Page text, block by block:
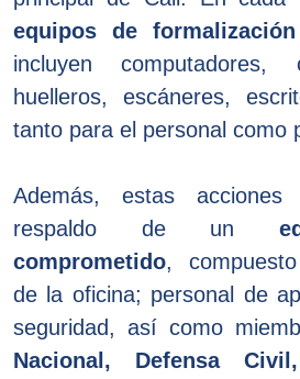
equipos de
incluyen computadores,
huelleros, escáneres,
tanto para el personal como
Además, estas
respaldo de un
comprometido,
de la oficina; personal de
seguridad, así como
Nacional, Defensa